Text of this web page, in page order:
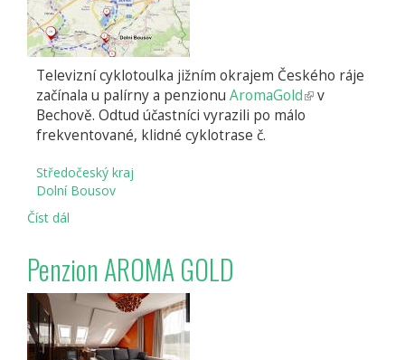
Televizní cyklotoulka jižním okrajem Českého ráje
začínala u palírny a penzionu AromaGold(odkaz
je
v
Bechově. Odtud účastníci vyrazili po málo
frekventované, klidné cyklotrase č.
Středočeský kraj
Dolní Bousov
Číst dál
Penzion AROMA GOLD